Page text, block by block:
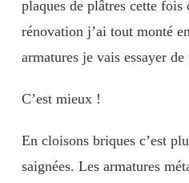
plaques de plâtres cette fois
rénovation j’ai tout monté
armatures je vais essayer
C’est mieux !
En cloisons briques c’est
saignées. Les armatures